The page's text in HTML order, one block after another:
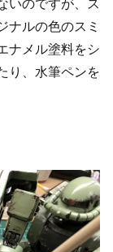
いのですが、ス
ナルの色のスミ
ナメル塗料をシ
り、水筆ペンを